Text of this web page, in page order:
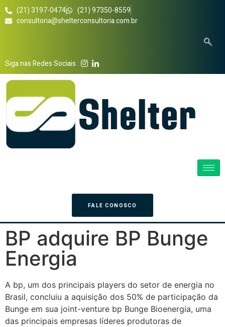
(21) 3197-0474
(21) 97350-8559
consultoria@shelterconsultoria.com.br
Siga nas Redes Sociais :
FALE CONOSCO
BP adquire BP Bunge
Energia
A bp, um dos principais players do setor de energia no
Brasil, concluiu a aquisição dos 50% de participação da
Bunge em sua joint-venture bp Bunge Bioenergia, uma
das principais empresas líderes produtoras de